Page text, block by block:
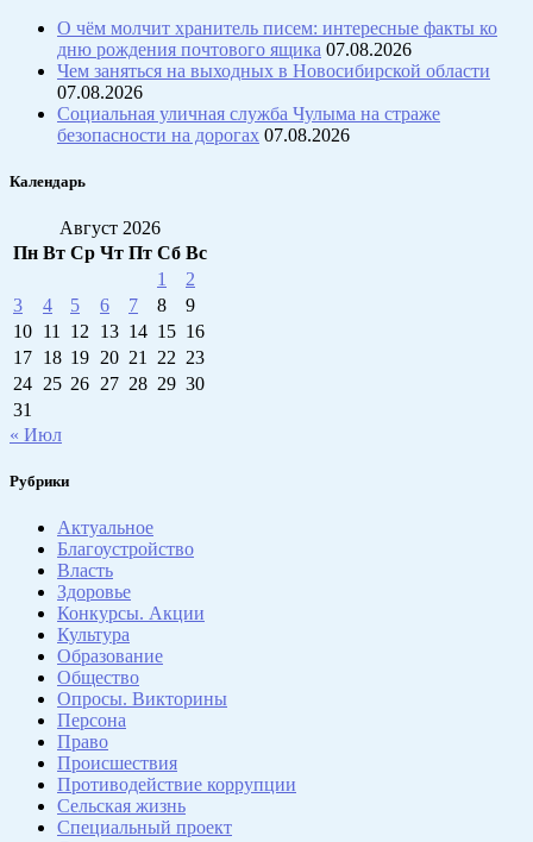
О чём молчит хранитель писем: интересные факты ко
дню рождения почтового ящика 07.08.2026
Чем заняться на выходных в Новосибирской области
07.08.2026
Социальная уличная служба Чулыма на страже
безопасности на дорогах 07.08.2026
Календарь
Август 2026
Пн Вт Ср Чт Пт Сб Вс
1
2
3
4 5 6 7 8
9
10 11 12 13 14 15 16
17 18 19 20 21 22 23
24 25 26 27 28 29 30
31
« Июл
Рубрики
Актуальное
Благоустройство
Власть
Здоровье
Конкурсы. Акции
Культура
Образование
Общество
Опросы. Викторины
Персона
Право
Происшествия
Противодействие коррупции
Сельская жизнь
Специальный проект